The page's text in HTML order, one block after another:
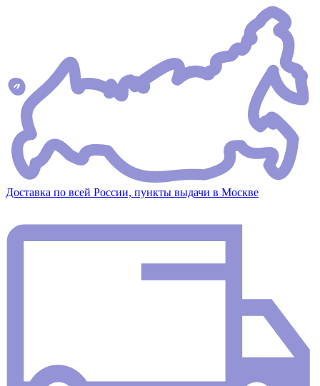
Доставка по всей России, пункты выдачи в Москве